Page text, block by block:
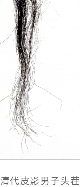
清代皮影男子头茬